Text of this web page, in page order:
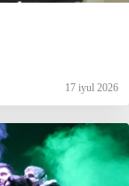
17 iyul 2026